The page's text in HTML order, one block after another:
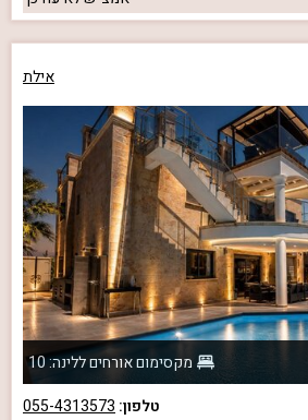
אילת
מקסימום אורחים ללינה: 10
טלפון: 055-4313573